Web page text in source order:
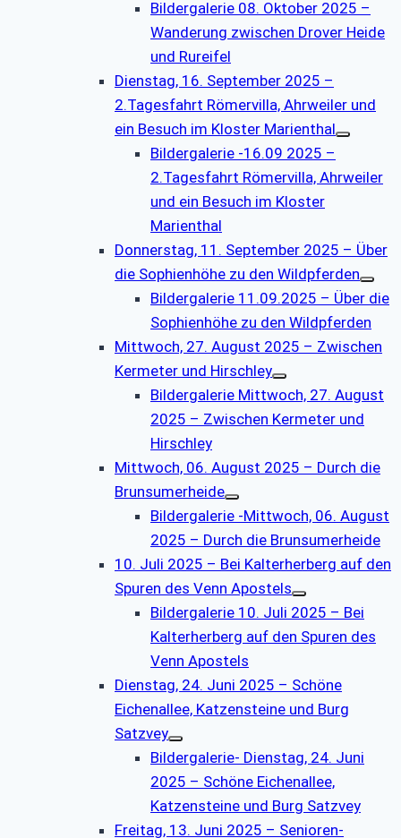
Bildergalerie 08. Oktober 2025 –
Wanderung zwischen Drover Heide
und Rureifel
Dienstag, 16. September 2025 –
2.Tagesfahrt Römervilla, Ahrweiler und
ein Besuch im Kloster Marienthal
Bildergalerie -16.09 2025 –
2.Tagesfahrt Römervilla, Ahrweiler
und ein Besuch im Kloster
Marienthal
Donnerstag, 11. September 2025 – Über
die Sophienhöhe zu den Wildpferden
Bildergalerie 11.09.2025 – Über die
Sophienhöhe zu den Wildpferden
Mittwoch, 27. August 2025 – Zwischen
Kermeter und Hirschley
Bildergalerie Mittwoch, 27. August
2025 – Zwischen Kermeter und
Hirschley
Mittwoch, 06. August 2025 – Durch die
Brunsumerheide
Bildergalerie -Mittwoch, 06. August
2025 – Durch die Brunsumerheide
10. Juli 2025 – Bei Kalterherberg auf den
Spuren des Venn Apostels
Bildergalerie 10. Juli 2025 – Bei
Kalterherberg auf den Spuren des
Venn Apostels
Dienstag, 24. Juni 2025 – Schöne
Eichenallee, Katzensteine und Burg
Satzvey
Bildergalerie- Dienstag, 24. Juni
2025 – Schöne Eichenallee,
Katzensteine und Burg Satzvey
Freitag, 13. Juni 2025 – Senioren-